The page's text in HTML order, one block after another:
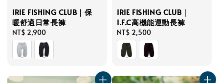
IRIE FISHING CLUB｜保
暖舒適日常長褲
Regular
price
NT$ 2,900
IRIE FISHING CLUB｜
I.F.C高機能運動長褲
Regular
price
NT$ 2,500